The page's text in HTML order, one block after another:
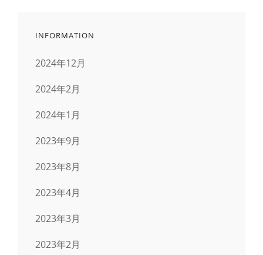
INFORMATION
2024年12月
2024年2月
2024年1月
2023年9月
2023年8月
2023年4月
2023年3月
2023年2月